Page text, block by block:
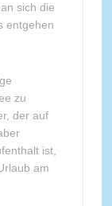
sich die
entgehen
zu
der auf
ist,
am